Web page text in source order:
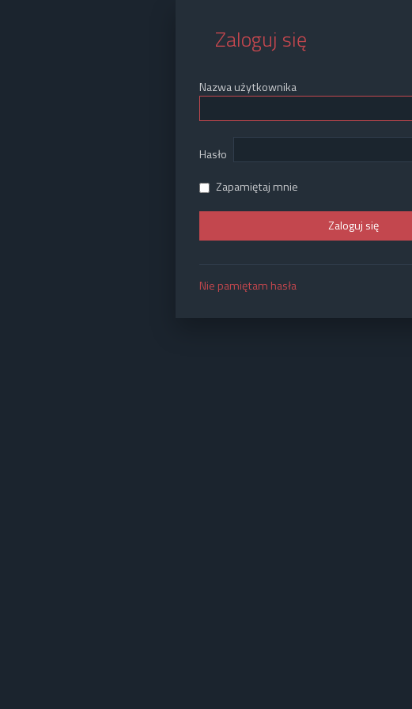
Zaloguj się
Nazwa użytkownika
Hasło
Zapamiętaj mnie
Nie pamiętam hasła